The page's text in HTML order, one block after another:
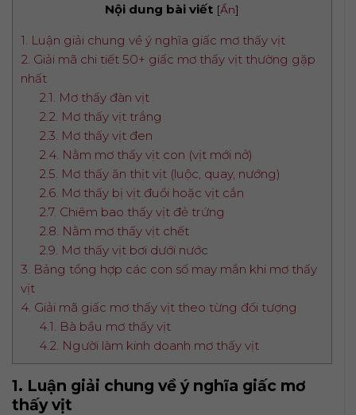
Nội dung bài viết [Ẩn]
1. Luận giải chung về ý nghĩa giấc mơ thấy vịt
2. Giải mã chi tiết 50+ giấc mơ thấy vịt thường gặp
nhất
2.1. Mơ thấy đàn vịt
2.2. Mơ thấy vịt trắng
2.3. Mơ thấy vịt đen
2.4. Nằm mơ thấy vịt con (vịt mới nở)
2.5. Mơ thấy ăn thịt vịt (luộc, quay, nướng)
2.6. Mơ thấy bị vịt đuổi hoặc vịt cắn
2.7. Chiêm bao thấy vịt đẻ trứng
2.8. Nằm mơ thấy vịt chết
2.9. Mơ thấy vịt bơi dưới nước
3. Bảng tổng hợp các con số may mắn khi mơ thấy
vịt
4. Giải mã giấc mơ thấy vịt theo từng đối tượng
4.1. Bà bầu mơ thấy vịt
4.2. Người làm kinh doanh mơ thấy vịt
1. Luận giải chung về ý nghĩa giấc mơ
thấy vịt